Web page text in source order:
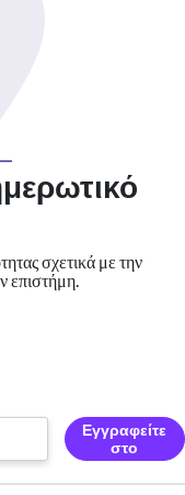
σχετικά με την
επιστήμη.
Εγγραφείτε
στο